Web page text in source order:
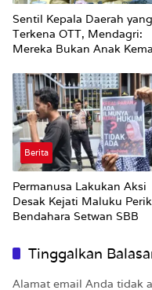
Sentil Kepala Daerah yang
Terkena OTT, Mendagri:
Mereka Bukan Anak
Berita
Permanusa Lakukan Aksi
Desak Kejati Maluku
Bendahara Setwan SBB
Tinggalkan
Alamat email Anda tidak